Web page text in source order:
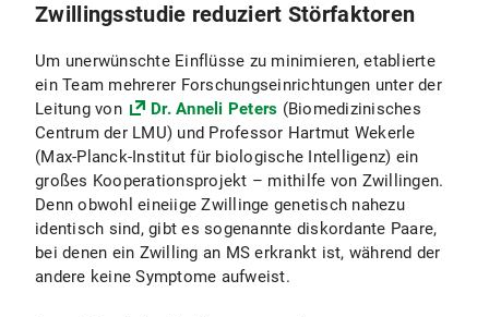
Zwillingsstudie reduziert Störfaktoren
Um unerwünschte Einflüsse zu minimieren, etablierte
ein Team mehrerer Forschungseinrichtungen unter der
Leitung von
Dr. Anneli Peters (Biomedizinisches
Centrum der LMU) und Professor Hartmut Wekerle
(Max-Planck-Institut für biologische Intelligenz) ein
großes Kooperationsprojekt – mithilfe von Zwillingen.
Denn obwohl eineiige Zwillinge genetisch nahezu
identisch sind, gibt es sogenannte diskordante Paare,
bei denen ein Zwilling an MS erkrankt ist, während der
andere keine Symptome aufweist.